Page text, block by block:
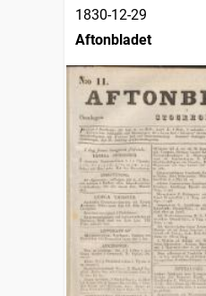
1830-12-29
Aftonbladet